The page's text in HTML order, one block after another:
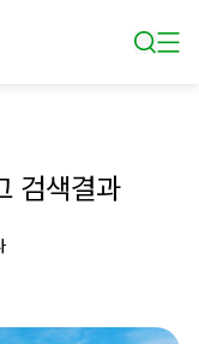
검색결과